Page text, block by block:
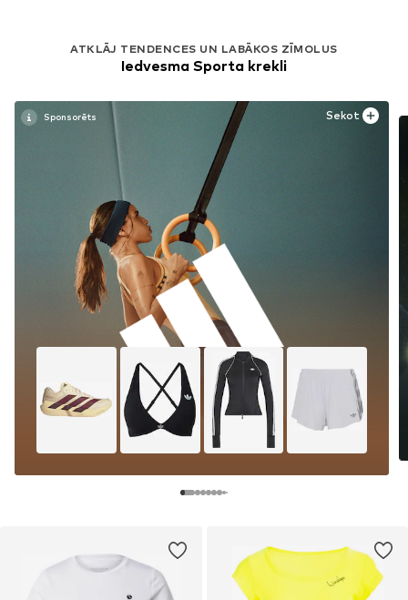
ATKLĀJ TENDENCES UN LABĀKOS ZĪMOLUS
Iedvesma Sporta krekli
Sekot